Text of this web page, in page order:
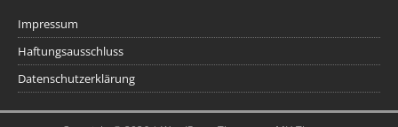
Impressum
Haftungsausschluss
Datenschutzerklärung